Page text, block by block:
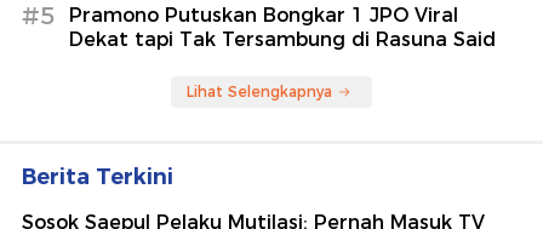
#5
Pramono Putuskan Bongkar 1 JPO Viral
Dekat tapi Tak Tersambung di Rasuna Said
Lihat Selengkapnya
Berita Terkini
Sosok Saepul Pelaku Mutilasi: Pernah Masuk TV